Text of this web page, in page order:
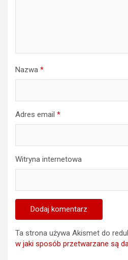
Nazwa *
Adres email *
Witryna internetowa
Ta strona używa Akismet do
w jaki sposób przetwarzane są